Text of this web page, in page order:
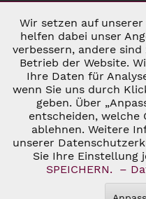
Zahlung & Versand
* ALLE PREISE INKL.
VERSANDKOSTEN
UND GGF.
ANDERS
© 2026 C&D WEINHANDEL -
Notwendig
Marketing
Tracking
Personalisierung
Wir setzen auf unserer
helfen dabei unser
verbessern, andere
Betrieb der Website.
Ihre Daten für
wenn Sie uns durch
geben. Über
entscheiden, welche
ablehnen. Weitere
unserer
Sie Ihre Einstellung
SPEICHERN.
–